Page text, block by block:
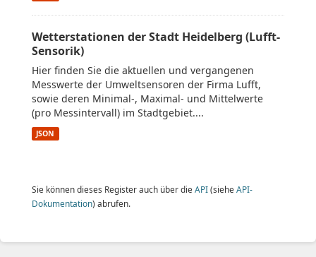
Wetterstationen der Stadt Heidelberg (Lufft-
Sensorik)
Hier finden Sie die aktuellen und vergangenen
Messwerte der Umweltsensoren der Firma Lufft,
sowie deren Minimal-, Maximal- und Mittelwerte
(pro Messintervall) im Stadtgebiet....
JSON
Sie können dieses Register auch über die API(siehe API-
Dokumentation) abrufen.